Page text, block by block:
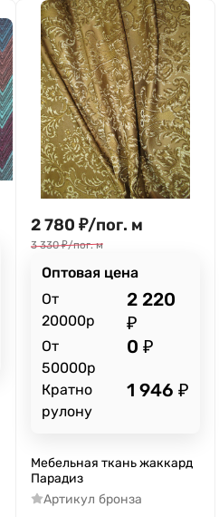
2 780 ₽/пог. м
3 330 ₽/пог. м
Оптовая цена
От
20000р
2 220
₽
От
50000р
0 ₽
Кратно
рулону
1 946 ₽
Мебельная ткань жаккард
Парадиз
Артикул бронза